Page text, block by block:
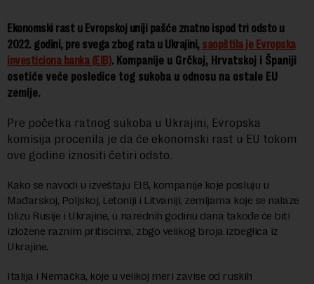
Ekonomski rast u Evropskoj uniji pašće znatno ispod tri odsto u
2022. godini, pre svega zbog rata u Ukrajini, saopštila je Evropska
investiciona banka (EIB). Kompanije u Grčkoj, Hrvatskoj i Španiji
osetiće veće posledice tog sukoba u odnosu na ostale EU
zemlje.
Pre početka ratnog sukoba u Ukrajini, Evropska
komisija procenila je da će ekonomski rast u EU tokom
ove godine iznositi četiri odsto.
Kako se navodi u izveštaju EIB, kompanije koje posluju u
Mađarskoj, Poljskoj, Letoniji i Litvaniji, zemljama koje se nalaze
blizu Rusije i Ukrajine, u narednih godinu dana takođe će biti
izložene raznim pritiscima, zbgo velikog broja izbeglica iz
Ukrajine.
Italija i Nemačka, koje u velikoj meri zavise od ruskih